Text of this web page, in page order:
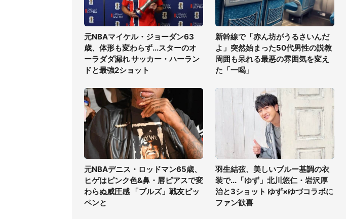
元NBAマイケル・ジョーダン63
歳、体形も変わらず...スターのオ
ーラダダ漏れ サッカー・ハーラン
ドと最強2ショット
新幹線で「赤ん坊がうるさいんだ
よ」突然始まった50代男性の説教
周囲も呆れる最悪の雰囲気を変え
た「一喝」
元NBAデニス・ロッドマン65歳、
ヒゲはピンク色&鼻・唇ピアスで変
わらぬ威圧感 「ブルズ」戦友ピッ
ペンと
羽生結弦、美しいブルー基調の衣
装で...「ゆず」北川悠仁・岩沢厚
治と3ショット ゆず×ゆづコラボに
ファン歓喜